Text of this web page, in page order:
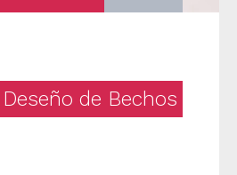
de Bechos